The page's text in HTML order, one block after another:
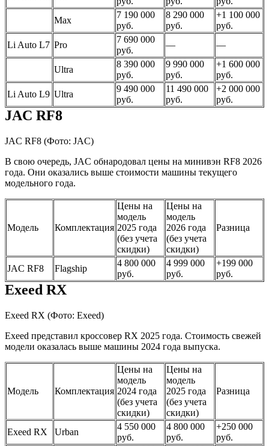
Max
7 190 000
руб.
8 290 000
руб.
+1 100 000
руб.
Li Auto L7 Pro
7 690 000
руб.
— —
Ultra
8 390 000
руб.
9 990 000
руб.
+1 600 000
руб.
Li Auto L9 Ultra
9 490 000
руб.
11 490 000
руб.
+2 000 000
руб.
JAC RF8
JAC RF8 (Фото: JAC)
В свою очередь, JAC обнародовал цены на минивэн RF8 2026
года. Они оказались выше стоимости машины текущего
модельного года.
Модель Комплектация
Цены на
модель
2025 года
(без учета
скидки)
Цены на
модель
2026 года
(без учета
скидки)
Разница
JAC RF8 Flagship
4 800 000
руб.
4 999 000
руб.
+199 000
руб.
Exeed RX
Exeed RX (Фото: Exeed)
Exeed представил кроссовер RX 2025 года. Стоимость свежей
модели оказалась выше машины 2024 года выпуска.
Модель Комплектация
Цены на
модель
2024 года
(без учета
скидки)
Цены на
модель
2025 года
(без учета
скидки)
Разница
Exeed RX Urban
4 550 000
руб.
4 800 000
руб.
+250 000
руб.